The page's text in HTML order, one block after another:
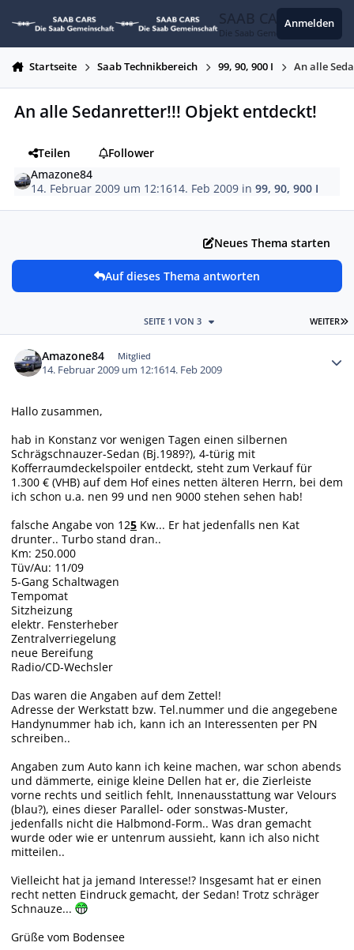
SAAB CARS
Die Saab Gemeinschaft
Anmelden
Startseite Saab Technikbereich 99, 90, 900 I An alle
An alle Sedanretter!!! Objekt entdeckt!
Teilen
Follower
Amazone84
14. Februar 2009 um 12:1614. Feb 2009 in99, 90, 900 I
Neues Thema starten
Auf dieses Thema antworten
WEITER
SEITE 1 VON 3
Amazone84 Mitglied
14. Februar 2009 um 12:1614. Feb 2009
Hallo zusammen,
hab in Konstanz vor wenigen Tagen einen silbernen
Schrägschnauzer-Sedan (Bj.1989?), 4-türig mit
Kofferraumdeckelspoiler entdeckt, steht zum Verkauf für
1.300 € (VHB) auf dem Hof eines netten älteren Herrn, bei dem
ich schon u.a. nen 99 und nen 9000 stehen sehen hab!
falsche Angabe von 125 Kw... Er hat jedenfalls nen Kat
drunter.. Turbo stand dran..
Km: 250.000
Tüv/Au: 11/09
5-Gang Schaltwagen
Tempomat
Sitzheizung
elektr. Fensterheber
Zentralverriegelung
neue Bereifung
Radio/CD-Wechsler
Das waren die Angaben auf dem Zettel!
Adresse der Werkstatt bzw. Tel.nummer und die angegebene
Handynummer hab ich, kann ich an Interessenten per PN
schreiben..
Angaben zum Auto kann ich keine machen, war schon abends
und dämmerte, einige kleine Dellen hat er, die Zierleiste
vorne rechts und seitlich fehlt, Innenausstattung war Velours
(blau?), eines dieser Parallel- oder sonstwas-Muster,
jedenfalls nicht die Halbmond-Form.. Was dran gemacht
wurde oder wie er untenrum aussieht, kann ich also nicht
mitteilen..
Vielleicht hat ja jemand Interesse!? Insgesamt hat er einen
recht netten Eindruck gemacht, der Sedan! Trotz schräger
Schnauze...
Grüße vom Bodensee